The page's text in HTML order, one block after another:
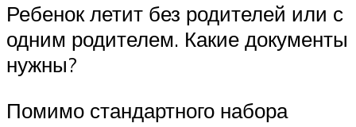
Ребенок летит без родителей или с
одним родителем. Какие документы
нужны?
Помимо стандартного набора